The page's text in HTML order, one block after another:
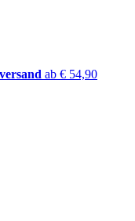
ab € 54,90